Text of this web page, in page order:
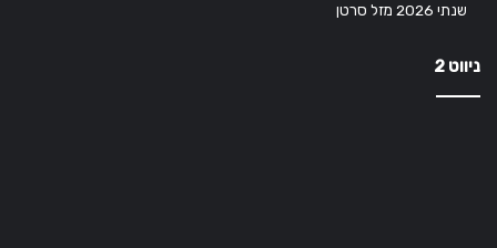
שנתי 2026 מזל סרטן
ניווט 2